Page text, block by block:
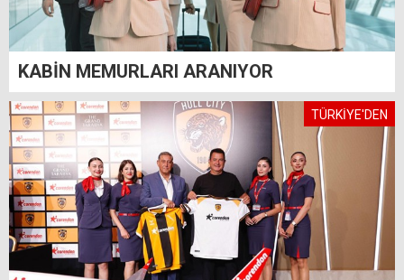
KABİN MEMURLARI ARANIYOR
TÜRKİYE'DEN